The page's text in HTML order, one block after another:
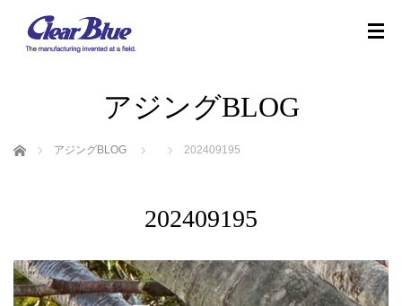
アジングBLOG
ホーム アジングBLOG 202409195
202409195